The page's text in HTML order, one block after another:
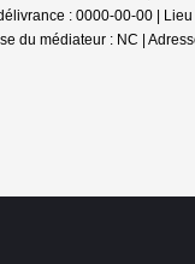
: 0000-00-00 |
du médiateur : NC |